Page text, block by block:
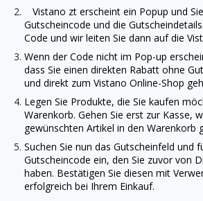
Vistano zt erscheint ein Popup und
Gutscheincode und die
Code und wir leiten Sie dann auf die
Wenn der Code nicht im Pop-up
dass Sie einen direkten Rabatt ohne
und direkt zum Vistano Online-Shop
Legen Sie Produkte, die Sie kaufen
Warenkorb. Gehen Sie erst zur Kasse,
gewünschten Artikel in den Warenkorb
Suchen Sie nun das Gutscheinfeld und
Gutscheincode ein, den Sie zuvor von
haben. Bestätigen Sie diesen mit
erfolgreich bei Ihrem Einkauf.